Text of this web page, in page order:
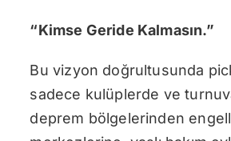
“Kimse Geride Kalmasın.”
Bu vizyon doğrultusunda
sadece kulüplerde ve
deprem bölgelerinden